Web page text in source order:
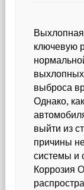
ключевую
выброса
Однако,
выйти из
причины
системы и
Коррозия